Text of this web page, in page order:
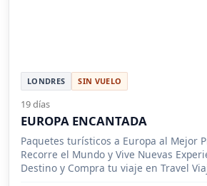
LONDRES SIN VUELO
19 días
EUROPA ENCANTADA
Paquetes turísticos a Europa al Mejor
Recorre el Mundo y Vive Nuevas
Destino y Compra tu viaje en Travel